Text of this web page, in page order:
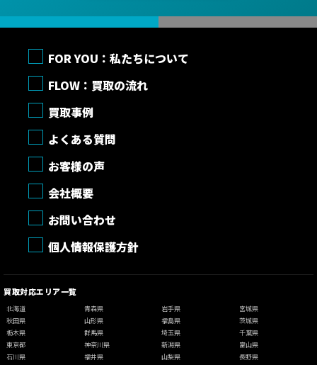
FOR YOU：私たちについて
FLOW：買取の流れ
買取事例
よくある質問
お客様の声
会社概要
お問い合わせ
個人情報保護方針
買取対応エリア一覧
北海道 青森県 岩手県
宮城県
秋田県
山形県 福島県
茨城県
栃木県
群馬県 埼玉県
千葉県
東京都
神奈川県 新潟県
富山県
石川県
福井県 山梨県
長野県